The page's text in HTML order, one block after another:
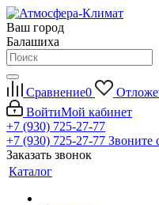
Ваш город
Балашиха
Сравнение0
ВойтиМой кабинет
+7 (930) 725-27-77
+7 (930) 725-27-77 Звоните
Заказать звонок
Каталог